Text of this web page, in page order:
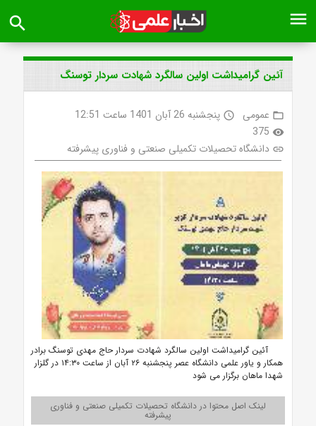
menu
search
آئین گرامیداشت اولین سالگرد شهادت سردار توسنگ
folder_open عمومی access_time پنجشنبه 26 آبان 1401 ساعت 12:51
visibility
375
link دانشگاه تحصیلات تکمیلی صنعتی و فناوری پیشرفته
آئین گرامیداشت اولین سالگرد شهادت سردار حاج مهدی توسنگ برادر
همکار و یاور علمی دانشگاه عصر پنجشنبه ۲۶ آبان از ساعت ۱۴:۳۰ در گلزار
شهدا ماهان برگزار می شود
لینک اصل محتوا در دانشگاه تحصیلات تکمیلی صنعتی و فناوری
پیشرفته